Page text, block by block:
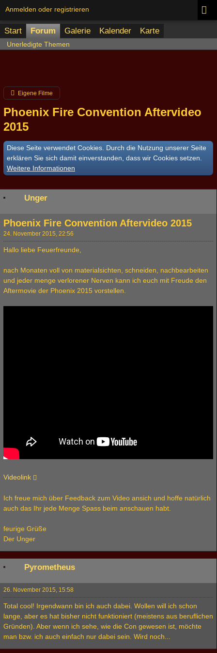
Anmelden oder registrieren
Start Forum Galerie Kalender Karte
Unerledigte Themen
Eigene Filme
Phoenix Fire Convention Aftervideo
2015
Diese Seite verwendet Cookies. Durch die Nutzung unserer Seite
erklären Sie sich damit einverstanden, dass wir Cookies setzen.
Weitere Informationen
Unger
Phoenix Fire Convention Aftervideo 2015
24. November 2015, 22:56
Hallo liebe Feuerfreunde,
nach Monaten voll von materialsichten, schneiden, nachbearbeiten
und jeder menge verlorener Nerven kann ich euch mit Freude den
Aftermovie der Phoenix 2015 vorstellen.
Videolink
Ich freue mich über Feedback zum Video ansich und hoffe natürlich
auch das Ihr jede Menge Spass beim anschauen habt.
feurige Grüße
Der Unger
Pyrometheus
26. November 2015, 15:58
Total cool! Irgendwann bin ich auch dabei. Wollen will ich schon
lange, aber es hat bisher nicht funktioniert (meistens aus beruflichen
Gründen). Aber wenn ich sehe, wie die Con gewesen ist, möchte
man bzw. ich auch einfach nur dabei sein. Wird noch...